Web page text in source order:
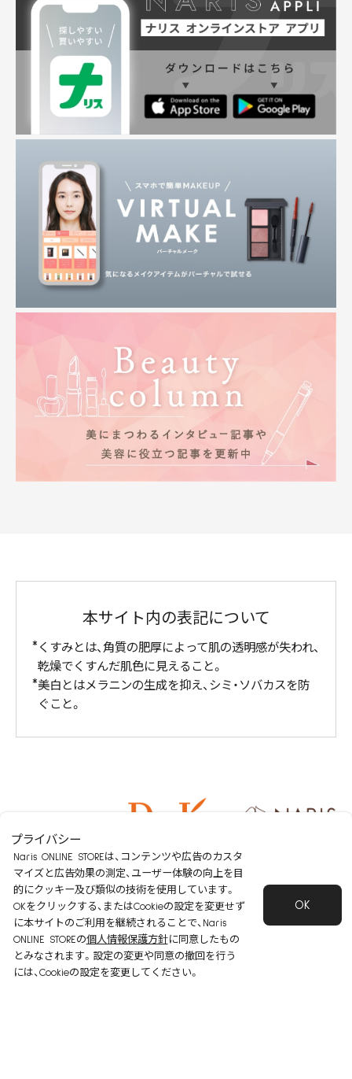
本サイト内の表記について
くすみとは、角質の肥厚によって肌の透明感が失われ、
乾燥でくすんだ肌色に見えること。
美白とはメラニンの生成を抑え、シミ・ソバカスを防
ぐこと。
ナリス オンラインストア ご注文窓口
0120-114-555
プライバシー
Naris ONLINE STOREは、コンテンツや広告のカスタ
マイズと広告効果の測定、ユーザー体験の向上を目
的にクッキー及び類似の技術を使用しています。
OKをクリックする、またはCookieの設定を変更せず
に本サイトのご利用を継続されることで、Naris
ONLINE STOREの個人情報保護方針に同意したもの
とみなされます。設定の変更や同意の撤回を行う
には、Cookieの設定を変更してください。
OK